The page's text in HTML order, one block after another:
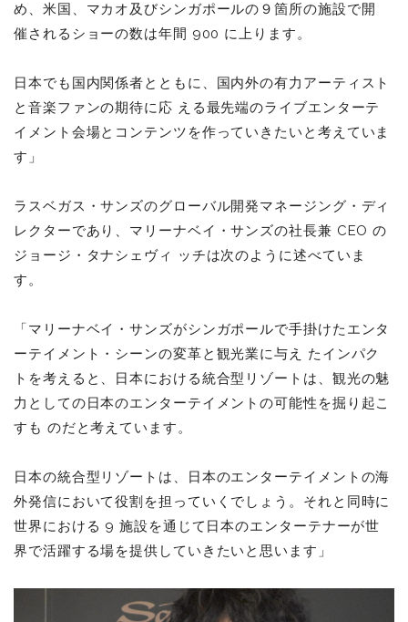
め、⽶国、マカオ及びシンガポールの９箇所の施設で開
催されるショーの数は年間 900 に上ります。
⽇本でも国内関係者とともに、国内外の有⼒アーティスト
と⾳楽ファンの期待に応 える最先端のライブエンターテ
イメント会場とコンテンツを作っていきたいと考えていま
す」
ラスベガス・サンズのグローバル開発マネージング・ディ
レクターであり、マリーナベイ・サンズの社⻑兼 CEO の
ジョージ・タナシェヴィ ッチは次のように述べていま
す。
「マリーナベイ・サンズがシンガポールで⼿掛けたエンタ
ーテイメント・シーンの変⾰と観光業に与え たインパク
トを考えると、⽇本における統合型リゾートは、観光の魅
⼒としての⽇本のエンターテイメントの可能性を掘り起こ
すも のだと考えています。
⽇本の統合型リゾートは、⽇本のエンターテイメントの海
外発信において役割を担っていくでしょう。それと同時に
世界における 9 施設を通じて⽇本のエンターテナーが世
界で活躍する場を提供していきたいと思います」